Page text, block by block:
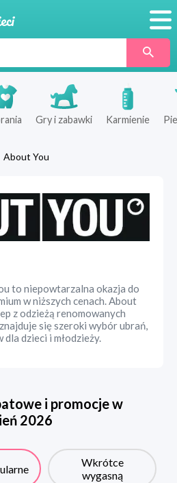
Produkty
SklepyGry i zabawki Karmienie
About You
to niepowtarzalna okazja do
w niższych cenach. About
z odzieżą renomowanych
się szeroki wybór ubrań,
dzieci i młodzieży.
i promocje w
2026
Wkrótce
wygasną